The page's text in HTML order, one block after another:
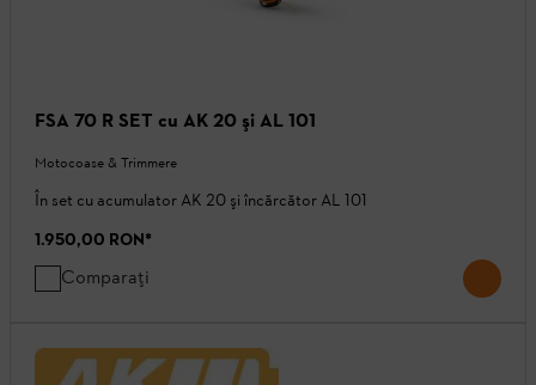
FSA 70 R SET cu AK 20 şi AL 101
Motocoase & Trimmere
În set cu acumulator AK 20 şi încărcător AL 101
1.950,00 RON*
Comparați